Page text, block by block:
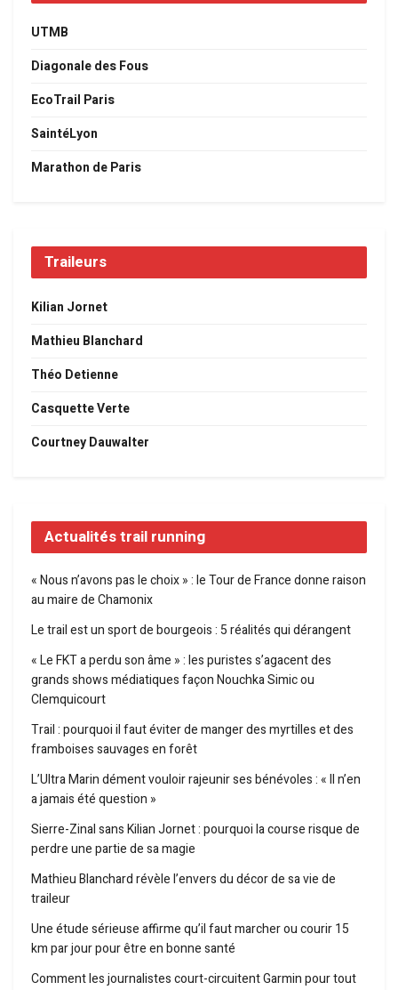
UTMB
Diagonale des Fous
EcoTrail Paris
SaintéLyon
Marathon de Paris
Traileurs
Kilian Jornet
Mathieu Blanchard
Théo Detienne
Casquette Verte
Courtney Dauwalter
Actualités trail running
« Nous n’avons pas le choix » : le Tour de France donne raison
au maire de Chamonix
Le trail est un sport de bourgeois : 5 réalités qui dérangent
« Le FKT a perdu son âme » : les puristes s’agacent des
grands shows médiatiques façon Nouchka Simic ou
Clemquicourt
Trail : pourquoi il faut éviter de manger des myrtilles et des
framboises sauvages en forêt
L’Ultra Marin dément vouloir rajeunir ses bénévoles : « Il n’en
a jamais été question »
Sierre-Zinal sans Kilian Jornet : pourquoi la course risque de
perdre une partie de sa magie
Mathieu Blanchard révèle l’envers du décor de sa vie de
traileur
Une étude sérieuse affirme qu’il faut marcher ou courir 15
km par jour pour être en bonne santé
Comment les journalistes court-circuitent Garmin pour tout